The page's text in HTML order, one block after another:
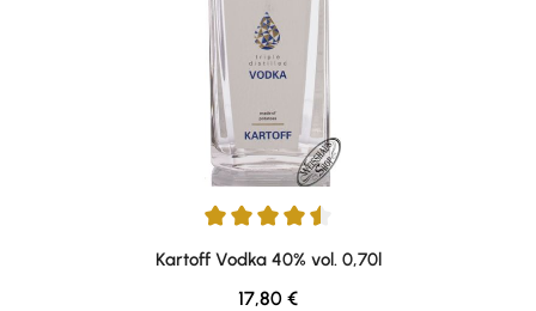
Average rating of 4.58 out of 5 stars
Kartoff Vodka 40% vol. 0,70l
Regular price:
17,80 €